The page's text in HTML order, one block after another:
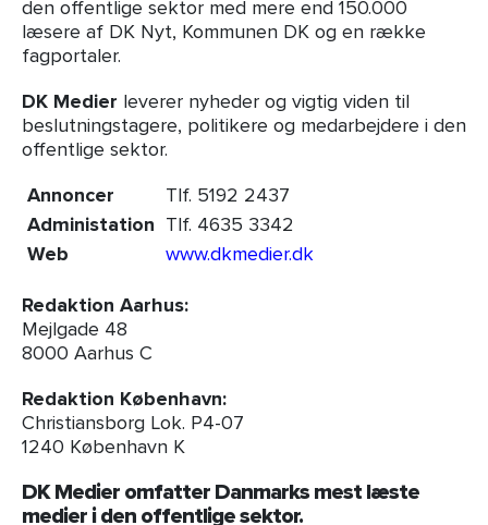
den offentlige sektor med mere end 150.000
læsere af DK Nyt, Kommunen DK og en række
fagportaler.
DK Medier leverer nyheder og vigtig viden til
beslutningstagere, politikere og medarbejdere i den
offentlige sektor.
Annoncer
Tlf. 5192 2437
Administation Tlf. 4635 3342
Web
www.dkmedier.dk
Redaktion Aarhus:
Mejlgade 48
8000 Aarhus C
Redaktion København:
Christiansborg Lok. P4-07
1240 København K
DK Medier omfatter Danmarks mest læste
medier i den offentlige sektor.